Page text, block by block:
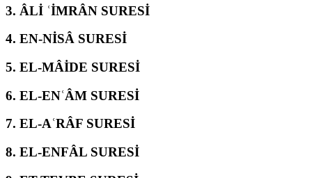
3. ÂLİ ʿİMRÂN SURESİ
4. EN-NİSÂ SURESİ
5. EL-MÂİDE SURESİ
6. EL-ENʿÂM SURESİ
7. EL-AʿRÂF SURESİ
8. EL-ENFÂL SURESİ